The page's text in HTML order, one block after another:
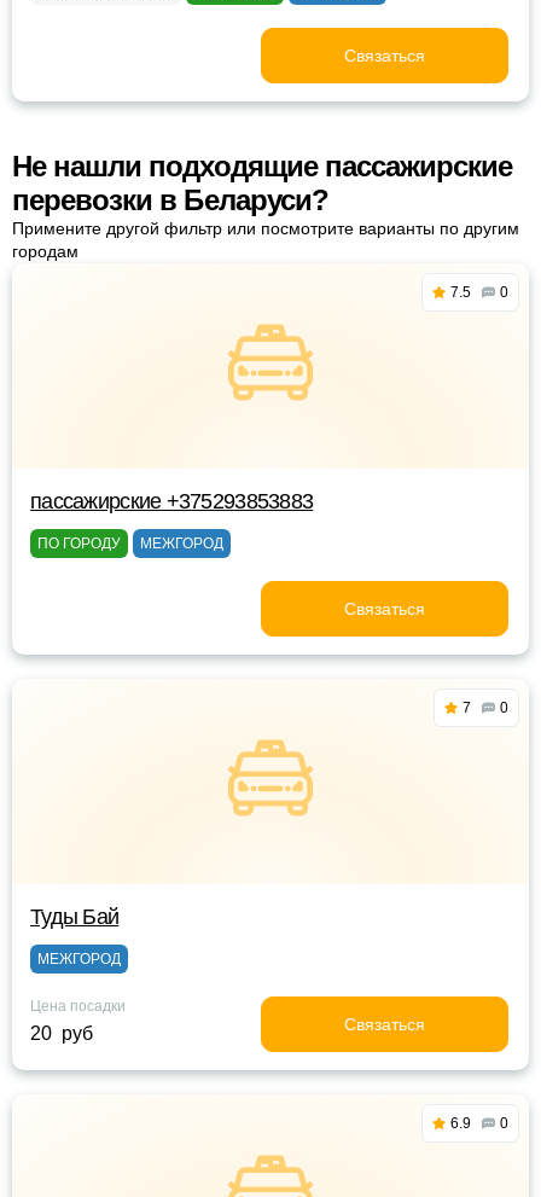
Связаться
Не нашли подходящие пассажирские
перевозки в Беларуси?
Примените другой фильтр или посмотрите варианты по другим
городам
7.5 0
пассажирские +375293853883
ПО ГОРОДУ МЕЖГОРОД
Связаться
7 0
Туды Бай
МЕЖГОРОД
Цена посадки
20 руб Связаться
6.9 0